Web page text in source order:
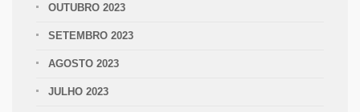
OUTUBRO 2023
SETEMBRO 2023
AGOSTO 2023
JULHO 2023